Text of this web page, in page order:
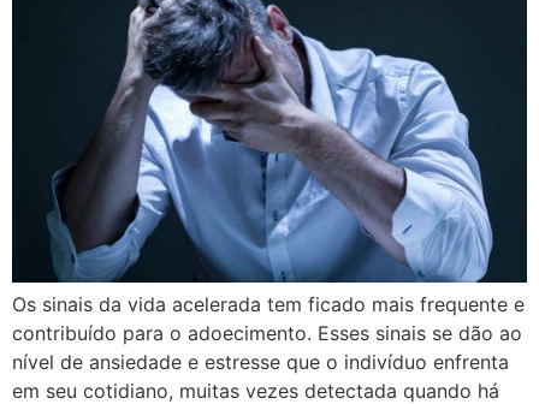
Os sinais da vida acelerada tem ficado mais frequente e
contribuído para o adoecimento. Esses sinais se dão ao
nível de ansiedade e estresse que o indivíduo enfrenta
em seu cotidiano, muitas vezes detectada quando há